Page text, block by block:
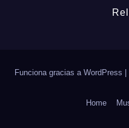
Funciona gracias a WordPress
Home